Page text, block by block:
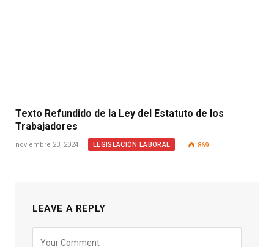
Texto Refundido de la Ley del Estatuto de los
Trabajadores
noviembre 23, 2024 LEGISLACIÓN LABORAL 869
LEAVE A REPLY